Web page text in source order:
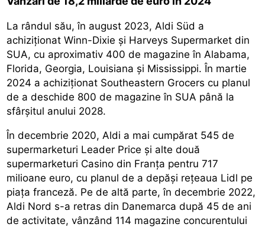
La rândul său, în august 2023, Aldi Süd a
achiziționat Winn-Dixie și Harveys Supermarket din
SUA, cu aproximativ 400 de magazine în Alabama,
Florida, Georgia, Louisiana și Mississippi. În martie
2024 a achiziționat Southeastern Grocers cu planul
de a deschide 800 de magazine în SUA până la
sfârșitul anului 2028.
În decembrie 2020, Aldi a mai cumpărat 545 de
supermarketuri Leader Price și alte două
supermarketuri Casino din Franța pentru 717
milioane euro, cu planul de a depăși rețeaua Lidl pe
piața franceză. Pe de altă parte, în decembrie 2022,
Aldi Nord s-a retras din Danemarca după 45 de ani
de activitate, vânzând 114 magazine concurentului